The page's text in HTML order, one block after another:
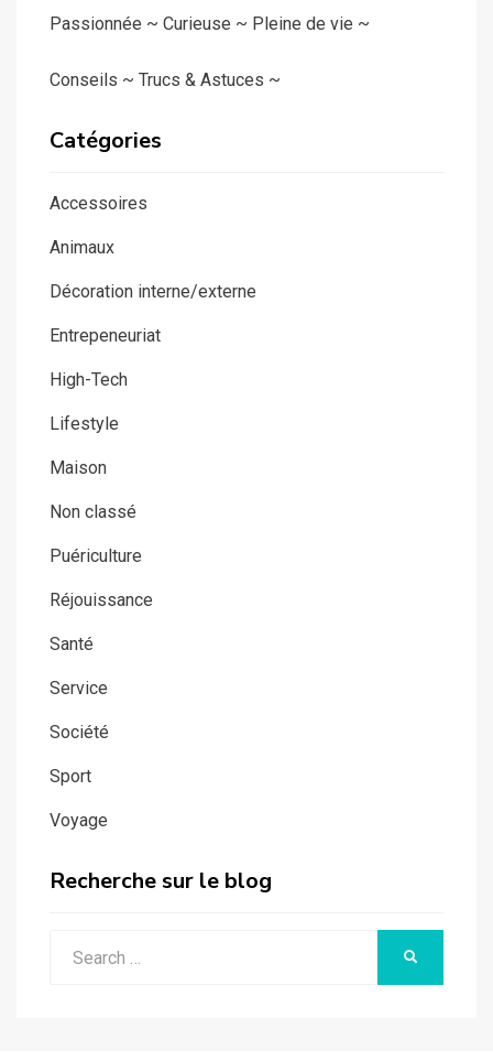
Passionnée ~ Curieuse ~ Pleine de vie ~
Conseils ~ Trucs & Astuces ~
Catégories
Accessoires
Animaux
Décoration interne/externe
Entrepeneuriat
High-Tech
Lifestyle
Maison
Non classé
Puériculture
Réjouissance
Santé
Service
Société
Sport
Voyage
Recherche sur le blog